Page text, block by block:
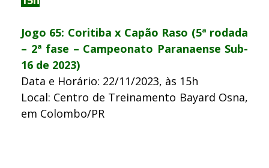
Jogo 65: Coritiba x Capão Raso (5ª rodada
– 2ª fase – Campeonato Paranaense Sub-
16 de 2023)
Data e Horário: 22/11/2023, às 15h
Local: Centro de Treinamento Bayard Osna,
em Colombo/PR